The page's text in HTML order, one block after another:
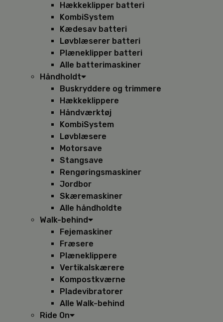
Hækkeklipper batteri
KombiSystem
Kædesav batteri
Løvblæserer batteri
Plæneklipper batteri
Alle batterimaskiner
Håndholdt
Buskryddere og trimmere
Hækkeklippere
Håndværktøj
KombiSystem
Løvblæsere
Motorsave
Stangsave
Rengøringsmaskiner
Jordbor
Skæremaskiner
Alle håndholdte
Walk-behind
Fejemaskiner
Fræsere
Plæneklippere
Vertikalskærere
Kompostkværne
Pladevibratorer
Alle Walk-behind
Ride On